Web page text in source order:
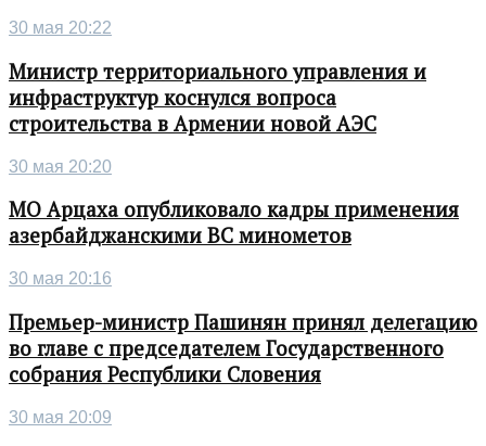
30 мая 20:22
Министр территориального управления и
инфраструктур коснулся вопроса
строительства в Армении новой АЭС
30 мая 20:20
МО Арцаха опубликовало кадры применения
азербайджанскими ВС минометов
30 мая 20:16
Премьер-министр Пашинян принял делегацию
во главе с председателем Государственного
собрания Республики Словения
30 мая 20:09